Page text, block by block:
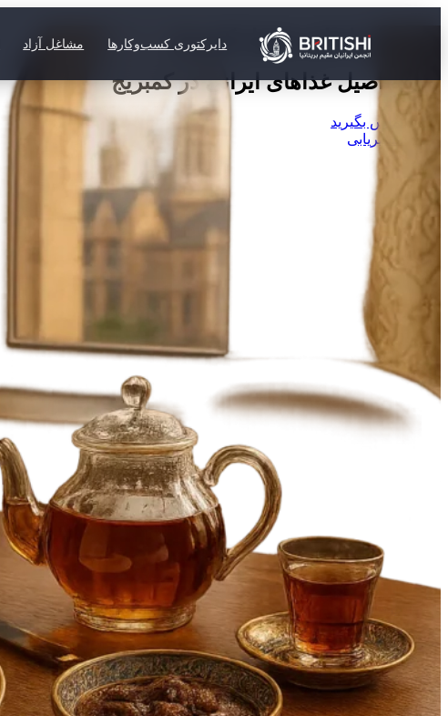
دایرکتوری کسب‌وکارها مشاغل آزاد
رستوران ایرانی شیراز کمبریج
تجربه اصیل غذاهای ایرانی در کمبریج
تماس بگیرید
مسیریابی
جزئیات
منو
گالری
دیدگاه ها0
prev
next